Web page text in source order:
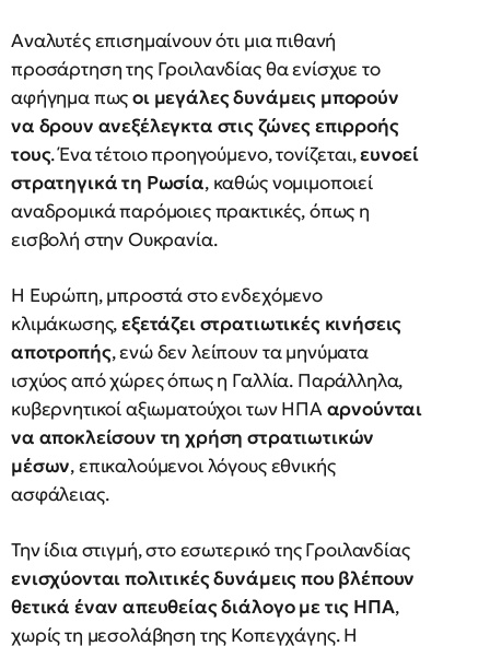
Αναλυτές επισημαίνουν ότι μια πιθανή
προσάρτηση της Γροιλανδίας θα ενίσχυε το
αφήγημα πωςοι μεγάλες δυνάμεις μπορούν
να δρουν ανεξέλεγκτα στις ζώνες επιρροής
τους. Ένα τέτοιο προηγούμενο, τονίζεται,ευνοεί
στρατηγικά τη Ρωσία, καθώς νομιμοποιεί
αναδρομικά παρόμοιες πρακτικές, όπως η
εισβολή στην Ουκρανία.
Η Ευρώπη, μπροστά στο ενδεχόμενο
κλιμάκωσης,εξετάζει στρατιωτικές κινήσεις
αποτροπής, ενώ δεν λείπουν τα μηνύματα
ισχύος από χώρες όπως η Γαλλία. Παράλληλα,
κυβερνητικοί αξιωματούχοι των ΗΠΑαρνούνται
να αποκλείσουν τη χρήση στρατιωτικών
μέσων, επικαλούμενοι λόγους εθνικής
ασφάλειας.
Την ίδια στιγμή, στο εσωτερικό της Γροιλανδίας
ενισχύονται πολιτικές δυνάμεις που βλέπουν
θετικά έναν απευθείας διάλογο με τις ΗΠΑ,
χωρίς τη μεσολάβηση της Κοπεγχάγης. Η